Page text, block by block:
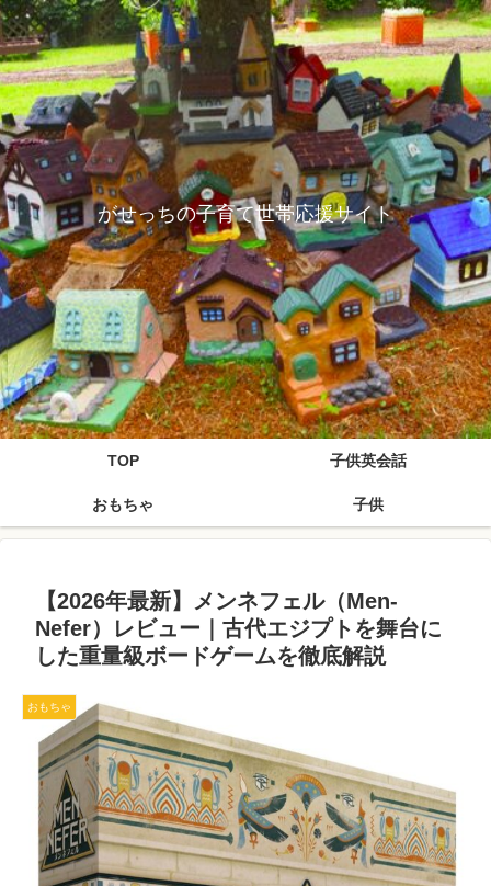
がせっちの子育て世帯応援サイト
TOP 子供英会話
おもちゃ 子供
【2026年最新】メンネフェル（Men-
Nefer）レビュー｜古代エジプトを舞台に
した重量級ボードゲームを徹底解説
おもちゃ